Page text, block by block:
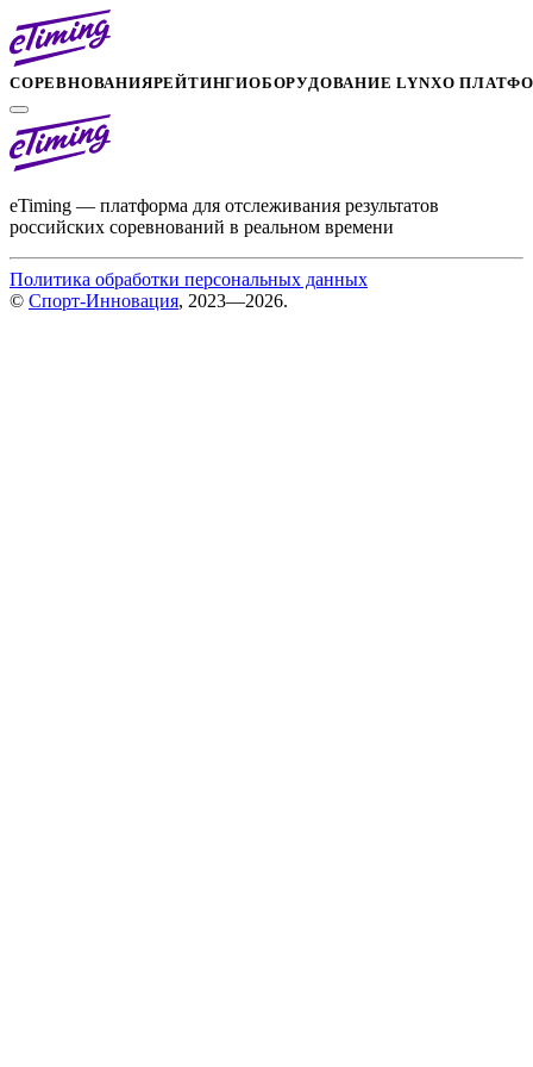
СОРЕВНОВАНИЯРЕЙТИНГИОБОРУДОВАНИЕ LYNXО
eTiming — платформа для отслеживания результатов
российских соревнований в реальном времени
Политика обработки персональных данных
© Спорт-Инновация, 2023—2026.